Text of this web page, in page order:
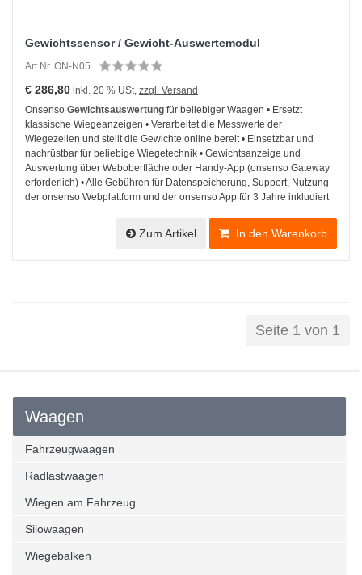
Gewichtssensor / Gewicht-Auswertemodul
Art.Nr. ON-N05
€ 286,80 inkl. 20 % USt, zzgl. Versand
Onsenso Gewichtsauswertung für beliebiger Waagen • Ersetzt
klassische Wiegeanzeigen • Verarbeitet die Messwerte der
Wiegezellen und stellt die Gewichte online bereit • Einsetzbar und
nachrüstbar für beliebige Wiegetechnik • Gewichtsanzeige und
Auswertung über Weboberfläche oder Handy-App (onsenso Gateway
erforderlich) • Alle Gebühren für Datenspeicherung, Support, Nutzung
der onsenso Webplattform und der onsenso App für 3 Jahre inkludiert
In den Warenkorb
Zum Artikel
Seite 1 von 1
Waagen
Fahrzeugwaagen
Radlastwaagen
Wiegen am Fahrzeug
Silowaagen
Wiegebalken